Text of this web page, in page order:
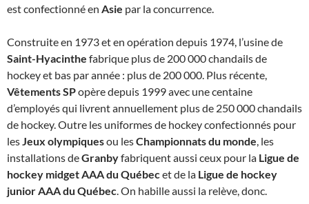
est confectionné en Asie par la concurrence.
Construite en 1973 et en opération depuis 1974, l’usine de
Saint-Hyacinthe fabrique plus de 200 000 chandails de
hockey et bas par année : plus de 200 000. Plus récente,
Vêtements SPopère depuis 1999 avec une centaine
d’employés qui livrent annuellement plus de 250 000 chandails
de hockey. Outre les uniformes de hockey confectionnés pour
lesJeux olympiquesou lesChampionnats du monde, les
installations deGranbyfabriquent aussi ceux pour la Ligue de
hockey midget AAA du Québecet de la Ligue de hockey
junior AAA du Québec. On habille aussi la relève, donc.